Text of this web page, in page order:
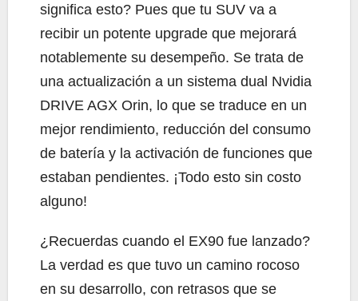
significa esto? Pues que tu SUV va a
recibir un potente upgrade que mejorará
notablemente su desempeño. Se trata de
una actualización a un sistema dual Nvidia
DRIVE AGX Orin, lo que se traduce en un
mejor rendimiento, reducción del consumo
de batería y la activación de funciones que
estaban pendientes. ¡Todo esto sin costo
alguno!
¿Recuerdas cuando el EX90 fue lanzado?
La verdad es que tuvo un camino rocoso
en su desarrollo, con retrasos que se